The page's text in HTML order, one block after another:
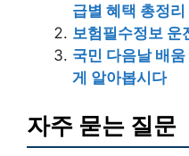
급별 혜택 총정리
보험필수정보 운
국민 다음날 배
게 알아봅시다
자주 묻는 질문